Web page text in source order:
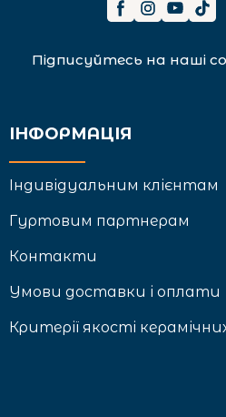
Підписуйтесь на наші
ІНФОРМАЦІЯ
Індивідуальним клієнтам
Гуртовим партнерам
Контакти
Умови доставки і оплати
Критерії якості